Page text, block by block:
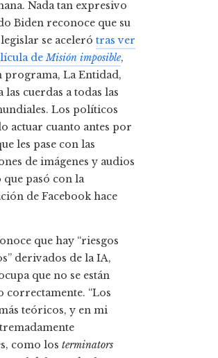
Nada tan expresivo
Biden reconoce que su
se aceleró tras ver
de Misión imposible,
programa, La Entidad,
cuerdas a todas las
Los políticos
actuar cuanto antes por
les pase con las
de imágenes y audios
que pasó con la
de Facebook hace
que hay “riesgos
derivados de la IA,
que no se están
“Los
teóricos, y en mi
como los terminators